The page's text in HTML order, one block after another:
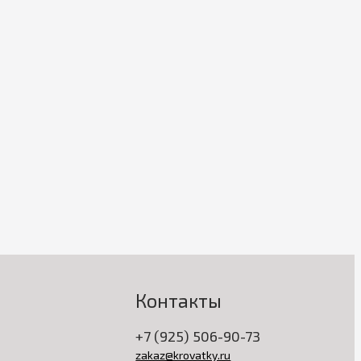
Контакты
+7 (925) 506-90-73
zakaz@krovatky.ru